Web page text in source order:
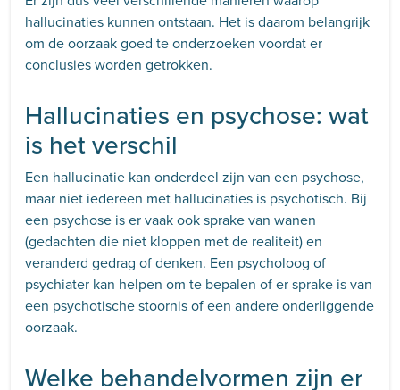
hallucinaties kunnen ontstaan. Het is daarom belangrijk
om de oorzaak goed te onderzoeken voordat er
conclusies worden getrokken.
Hallucinaties en psychose: wat
is het verschil
Een hallucinatie kan onderdeel zijn van een psychose,
maar niet iedereen met hallucinaties is psychotisch. Bij
een psychose is er vaak ook sprake van wanen
(gedachten die niet kloppen met de realiteit) en
veranderd gedrag of denken. Een psycholoog of
psychiater kan helpen om te bepalen of er sprake is van
een psychotische stoornis of een andere onderliggende
oorzaak.
Welke behandelvormen zijn er